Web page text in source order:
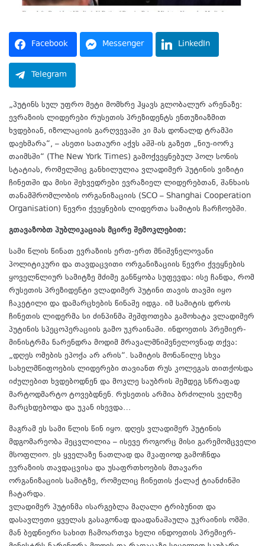
Facebook Messenger LinkedIn
Telegram
„პუტინს სულ უფრო მეტი მომხრე ჰყავს გლობალურ არენაზე:
ევრაზიის ლიდერები რუსეთის პრეზიდენტს ენთუზიაზმით
ხვდებიან, იზოლაციის გარღვევაში კი მას დონალდ ტრამპი
დაეხმარა“, – ასეთი სათაური აქვს აშშ-ის გაზეთ „ნიუ-იორკ
თაიმსში“ (The New York Times) გამოქვეყნებულ პოლ სონის
სტატიას, რომელშიც განხილულია ვლადიმერ პუტინის ვიზიტი
ჩინეთში და მისი შეხვედრები ევრაზიელ ლიდერებთან, შანხაის
თანამშრომლობის ორგანიზაციის (SCO – Shanghai Cooperation
Organisation) წევრი ქვეყნების ლიდერთა სამიტის ჩარჩოებში.
გთავაზობთ პუბლიკაციას მცირე შემოკლებით:
სამი წლის წინათ ევრაზიის ერთ-ერთ მნიშვნელოვანი
პოლიტიკური და თავდაცვითი ორგანიზაციის წევრი ქვეყნების
ყოველწლიურ სამიტზე მძიმე განწყობა სუფევდა: ისე ჩანდა, რომ
რუსეთის პრეზიდენტი ვლადიმერ პუტინი თავის თავში იყო
ჩაკეტილი და დამარცხების წინაშე იდგა. იმ სამიტის დროს
ჩინეთის ლიდერმა სი ძინპინმა შეშფოთება გამოხატა ვლადიმერ
პუტინის სპეცოპერაციის გამო უკრაინაში. ინდოეთის პრემიერ-
მინისტრმა ნარენდრა მოდიმ მრავალმნიშვნელოვნად თქვა:
„დღეს ომების ეპოქა არ არის“. სამიტის მონაწილე სხვა
სახელმწიფოების ლიდერები თავიანთ რუს კოლეგას თითქოსდა
იძულებით ხვდებოდნენ და მოკლე საუბრის შემდეგ სწრაფად
მარტოდმარტო ტოვებდნენ. რუსეთის არმია ბრძოლის ველზე
მარცხდებოდა და უკან იხევდა…
მაგრამ ეს სამი წლის წინ იყო. დღეს ვლადიმერ პუტინის
მდგომარეობა შეცვლილია – ისევე როგორც მისი გარემომცველი
მსოფლიო. ეს ყველაზე ნათლად და მკაფიოდ გამოჩნდა
ევრაზიის თავდაცვისა და უსაფრთხოების მთავარი
ორგანიზაციის სამიტზე, რომელიც ჩინეთის ქალაქ ტიანძინში
ჩატარდა.
ვლადიმერ პუტინმა ისარგებლა მაღალი ტრიბუნით და
დასავლეთი ყველას გასაგონად დაადანაშაულა უკრაინის ომში.
მან ბედნიერი სახით ჩამოართვა ხელი ინდოეთის პრემიერ-